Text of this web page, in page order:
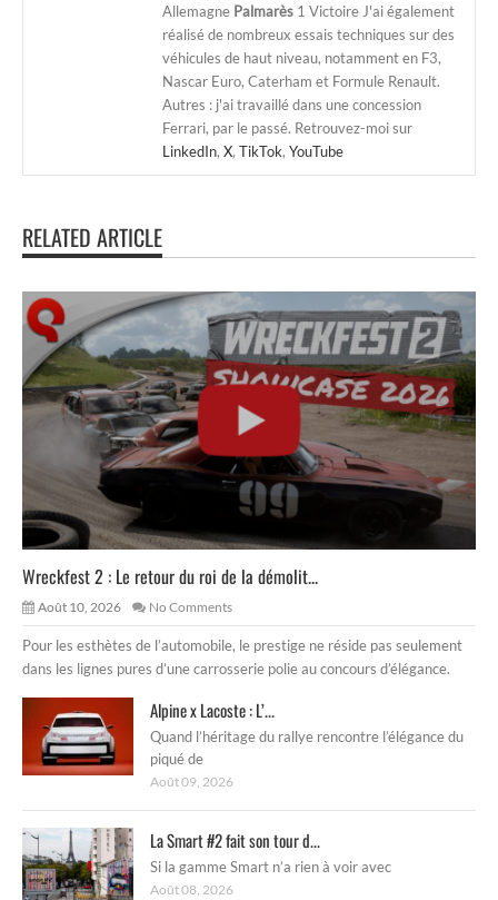
Allemagne Palmarès 1 Victoire J'ai également
réalisé de nombreux essais techniques sur des
véhicules de haut niveau, notamment en F3,
Nascar Euro, Caterham et Formule Renault.
Autres : j'ai travaillé dans une concession
Ferrari, par le passé. Retrouvez-moi sur
LinkedIn, X, TikTok, YouTube
RELATED ARTICLE
Wreckfest 2 : Le retour du roi de la démolit...
Août 10, 2026 No Comments
Pour les esthètes de l’automobile, le prestige ne réside pas seulement
dans les lignes pures d’une carrosserie polie au concours d’élégance.
Alpine x Lacoste : L’...
Quand l’héritage du rallye rencontre l’élégance du
piqué de
Août 09, 2026
La Smart #2 fait son tour d...
Si la gamme Smart n’a rien à voir avec
Août 08, 2026